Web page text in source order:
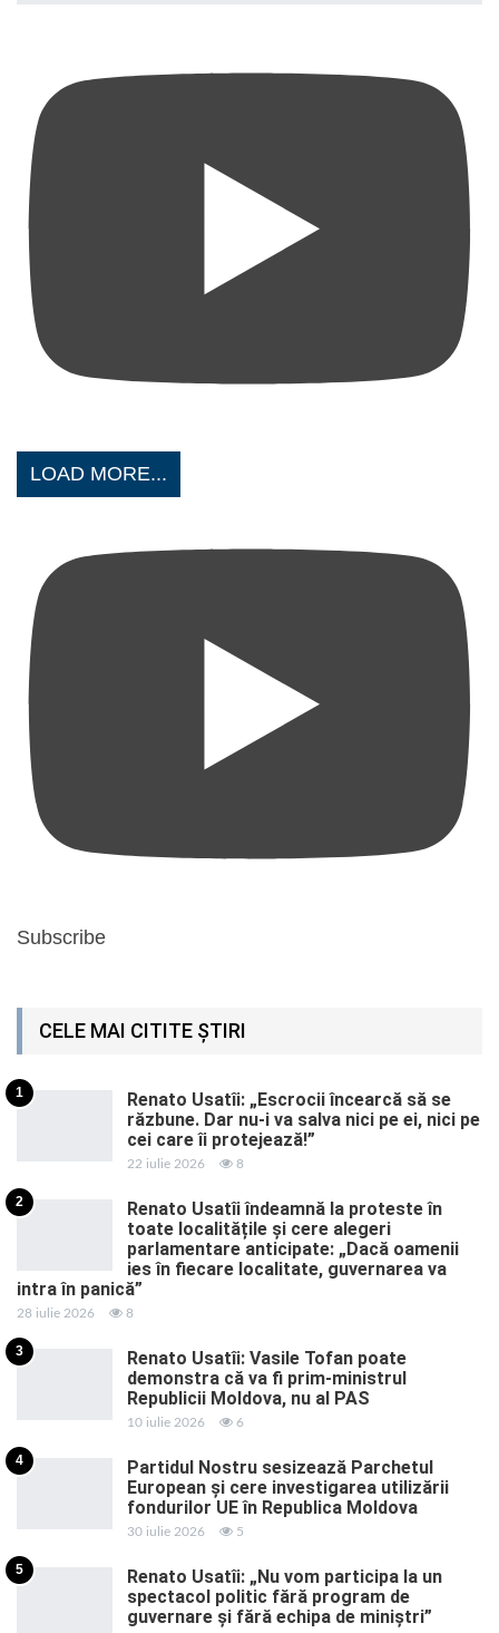
LOAD MORE...
Subscribe
CELE MAI CITITE ȘTIRI
1
Renato Usatîi: „Escrocii încearcă să se
răzbune. Dar nu-i va salva nici pe ei, nici pe
cei care îi protejează!”
22 iulie 2026 8
2
Renato Usatîi îndeamnă la proteste în
toate localitățile și cere alegeri
parlamentare anticipate: „Dacă oamenii
ies în fiecare localitate, guvernarea va
intra în panică”
28 iulie 2026 8
3
Renato Usatîi: Vasile Tofan poate
demonstra că va fi prim-ministrul
Republicii Moldova, nu al PAS
10 iulie 2026 6
4
Partidul Nostru sesizează Parchetul
European și cere investigarea utilizării
fondurilor UE în Republica Moldova
30 iulie 2026 5
5
Renato Usatîi: „Nu vom participa la un
spectacol politic fără program de
guvernare și fără echipa de miniștri”